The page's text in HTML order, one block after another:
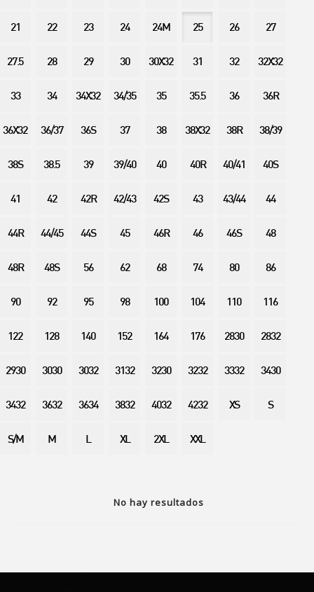
No hay resultados
21 22 23 24 24M 25 26 27
27.5 28 29 30 30X32 31 32 32X32
33 34 34X32 34/35 35 35.5 36 36R
36X32 36/37 36S 37 38 38X32 38R 38/39
38S 38.5 39 39/40 40 40R 40/41 40S
41 42 42R 42/43 42S 43 43/44 44
44R 44/45 44S 45 46R 46 46S 48
48R 48S 56 62 68 74 80 86
90 92 95 98 100 104 110 116
122 128 140 152 164 176 2830 2832
2930 3030 3032 3132 3230 3232 3332 3430
3432 3632 3634 3832 4032 4232 XS S
S/M M L XL 2XL XXL